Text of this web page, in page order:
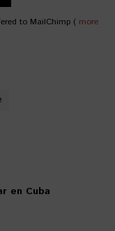
to MailChimp ( more
en Cuba